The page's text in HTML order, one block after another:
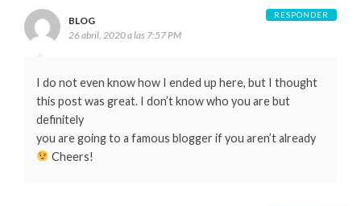
BLOG
26 abril, 2020 a las 7:57 PM
I do not even know how I ended up here, but I thought
this post was great. I don’t know who you are but
definitely
you are going to a famous blogger if you aren’t already
Cheers!
RESPONDER